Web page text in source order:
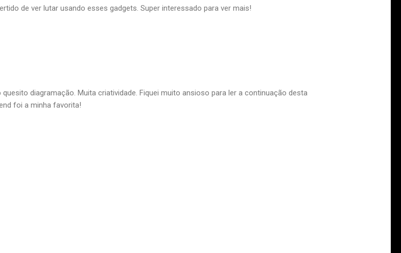
de ver lutar usando esses gadgets. Super interessado para ver mais!
diagramação. Muita criatividade. Fiquei muito ansioso para ler a continuação desta
foi a minha favorita!